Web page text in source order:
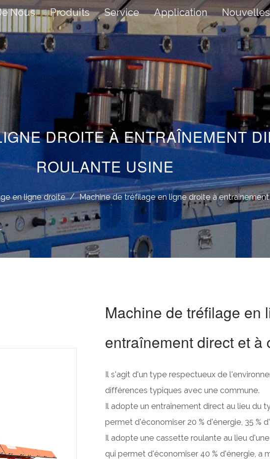
Nous Produits Service Application
Nouvelles
DROITE À ENTRAÎNEMENT
ROULANTE USINE
en ligne droite / Machine de tréfilage en ligne droite à
Machine de tréfilage en
entraînement direct et à
Il s'agit d'un type respectueux de
différences typiques avec une commune.
Il adopte un entraînement direct au lieu du
permet d'économiser 20 % d'énergie, 35 %
Il adopte une cassette roulante au lieu
qui permet d'économiser 40 % d'énergie, a